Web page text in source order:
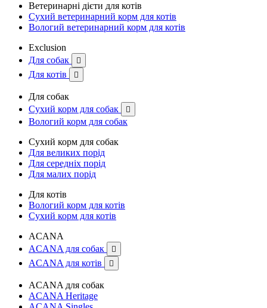
Ветеринарні дієти для котів
Сухий ветеринарний корм для котів
Вологий ветеринарний корм для котів
Exclusion
Для собак

Для котів 
Для собак
Сухий корм для собак

Вологий корм для собак
Сухий корм для собак
Для великих порід
Для середніх порід
Для малих порід
Для котів
Вологий корм для котів
Сухий корм для котів
ACANA
ACANA для собак

ACANA для котів 
ACANA для собак
ACANA Heritage